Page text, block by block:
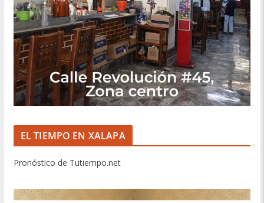
EL TIEMPO EN XALAPA
Pronóstico de Tutiempo.net